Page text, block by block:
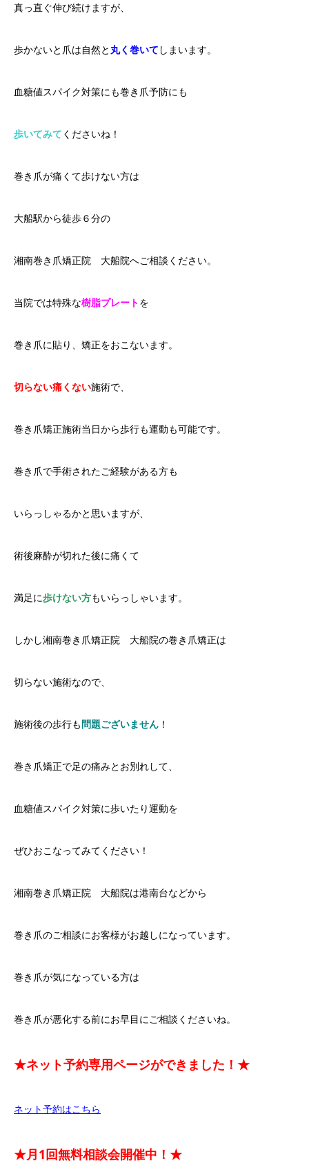
真っ直ぐ伸び続けますが、
歩かないと爪は自然と 丸く巻いて しまいます。
血糖値スパイク対策にも巻き爪予防にも
歩いてみて くださいね！
巻き爪が痛くて歩けない方は
大船駅から徒歩６分の
湘南巻き爪矯正院 大船院へご相談ください。
当院では特殊な樹脂プレートを
巻き爪に貼り、矯正をおこないます。
切らない痛くない施術で、
巻き爪矯正施術当日から歩行も運動も可能です。
巻き爪で手術されたご経験がある方も
いらっしゃるかと思いますが、
術後麻酔が切れた後に痛くて
満足に歩けない方もいらっしゃいます。
しかし湘南巻き爪矯正院 大船院の巻き爪矯正は
切らない施術なので、
施術後の歩行も問題ございません ！
巻き爪矯正で足の痛みとお別れして、
血糖値スパイク対策に歩いたり運動を
ぜひおこなってみてください！
湘南巻き爪矯正院 大船院は港南台などから
巻き爪のご相談にお客様がお越しになっています。
巻き爪が気になっている方は
巻き爪が悪化する前にお早目にご相談くださいね。
★ネット予約専用ページができました！★
ネット予約はこちら
★月1回無料相談会開催中！★